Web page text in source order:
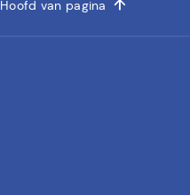
Hoofd van pagina